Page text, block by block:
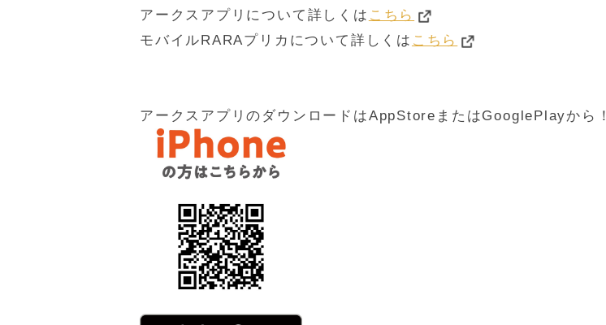
アークスアプリについて詳しくは こちら
モバイルRARAプリカについて詳しくは こちら
アークスアプリのダウンロードはAppStoreまたはGooglePlayから！